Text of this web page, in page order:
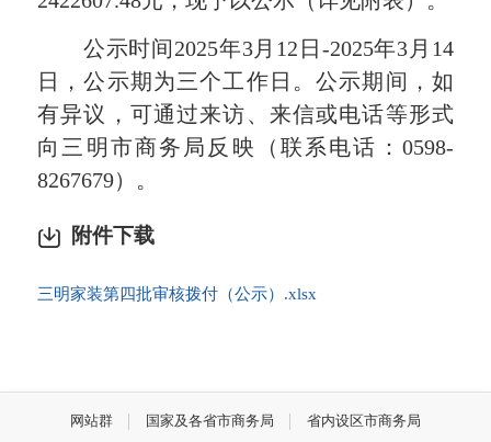
公示时间2025年3月12日-2025年3月14
日，公示期为三个工作日。公示期间，如
有异议，可通过来访、来信或电话等形式
向三明市商务局反映（联系电话：0598-
8267679）。
附件下载
三明家装第四批审核拨付（公示）.xlsx
网站群 国家及各省市商务局 省内设区市商务局